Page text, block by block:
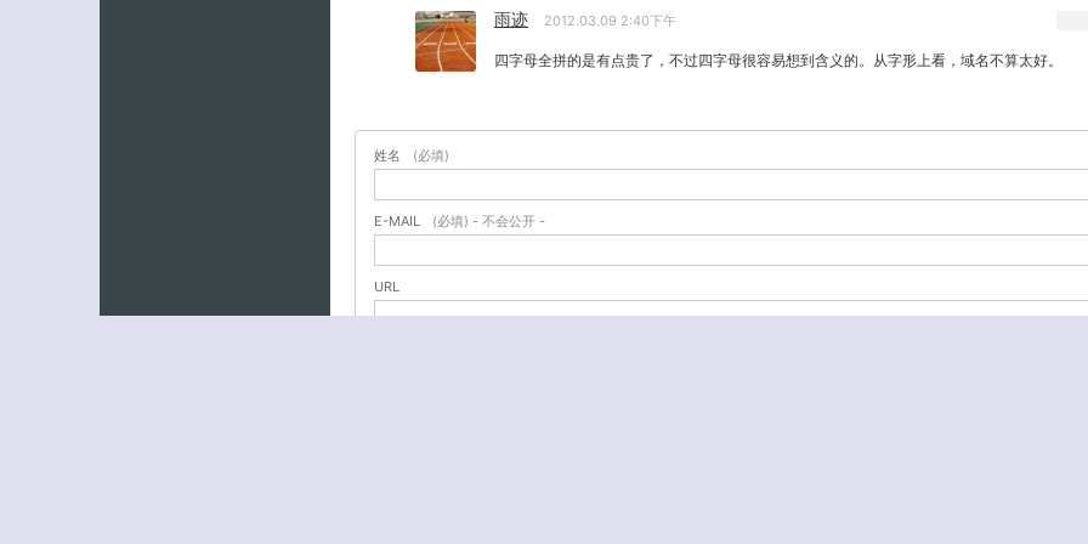
雨迹 2012.03.09 2:40下午
四字母全拼的是有点贵了，不过四字母很容易想到含义的。从字形上看，域名不算太好。
姓名 (必填)
E-MAIL (必填) - 不会公开 -
URL